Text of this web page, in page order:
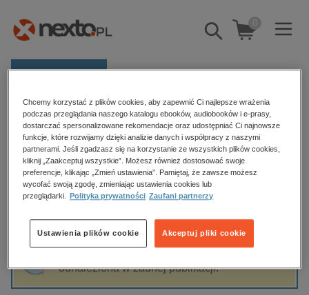
Pokaż/schowaj
wyszukiwarkę
0
E-prasa
Kategorie
Zobacz wszystkie E-prasa
budownictwo, aranżacja wnętrz
biznesowe, branżowe, gospodarka
edukacja
hobby, sport, rozrywka
komputery, internet, technologie, informatyka
Strona główna Dariusz Bilski
Dariusz Bilski
Sortowanie Filtrowanie
odnaleziona w żadnej publikacji.
Chcemy korzystać z plików cookies, aby zapewnić Ci najlepsze wrażenia
podczas przeglądania naszego katalogu ebooków, audiobooków i e-prasy,
dostarczać spersonalizowane rekomendacje oraz udostępniać Ci najnowsze
funkcje, które rozwijamy dzięki analizie danych i współpracy z naszymi
partnerami. Jeśli zgadzasz się na korzystanie ze wszystkich plików cookies,
kliknij „Zaakceptuj wszystkie”. Możesz również dostosować swoje
preferencje, klikając „Zmień ustawienia”. Pamiętaj, że zawsze możesz
wycofać swoją zgodę, zmieniając ustawienia cookies lub
przeglądarki.
Polityka prywatności Zaufani partnerzy
Akceptuj pliki cookie
Ustawienia plików cookie